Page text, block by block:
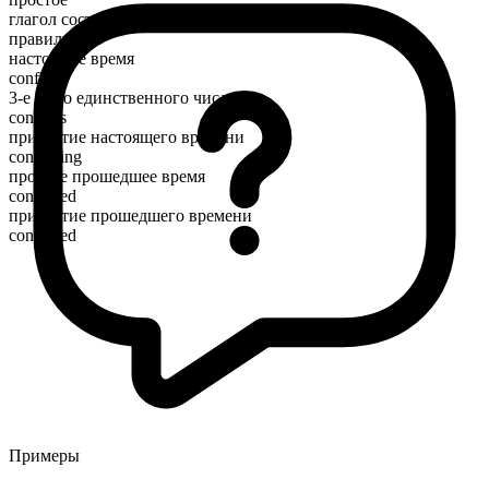
глагол состояния
правильный
настоящее время
conflict
3-е лицо единственного числа
conflicts
причастие настоящего времени
conflicting
простое прошедшее время
conflicted
причастие прошедшего времени
conflicted
Примеры